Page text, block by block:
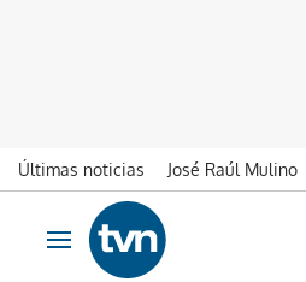
Últimas noticias José Raúl Mulino
Ir al contenido
Obrir navegació